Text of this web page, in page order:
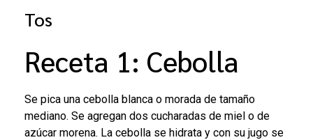
Tos
Receta 1: Cebolla
Se pica una cebolla blanca o morada de tamaño
mediano. Se agregan dos cucharadas de miel o de
azúcar morena. La cebolla se hidrata y con su jugo se